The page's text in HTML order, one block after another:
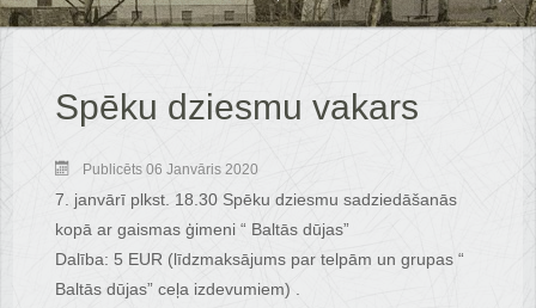
Spēku dziesmu vakars
Publicēts 06 Janvāris 2020
7. janvārī plkst. 18.30 Spēku dziesmu sadziedāšanās
kopā ar gaismas ģimeni “ Baltās dūjas”
Dalība: 5 EUR (līdzmaksājums par telpām un grupas “
Baltās dūjas” ceļa izdevumiem) .